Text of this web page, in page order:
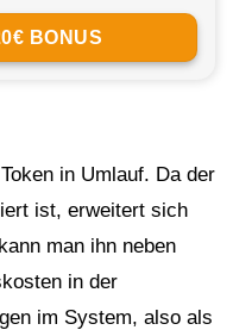
BONUS
in Umlauf. Da der
ist, erweitert sich
man ihn neben
in der
im System, also als